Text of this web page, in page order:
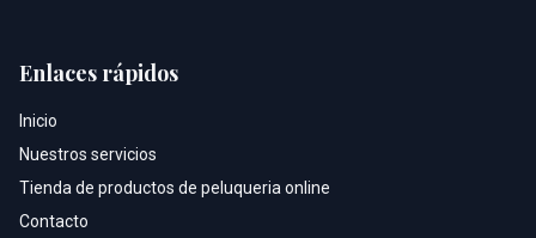
Enlaces rápidos
Inicio
Nuestros servicios
Tienda de productos de peluqueria online
Contacto